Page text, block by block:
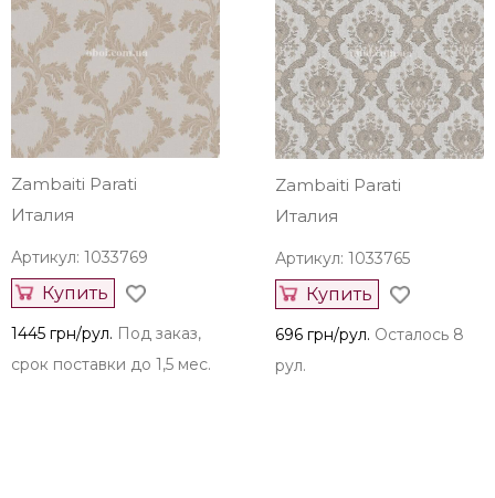
Zambaiti Parati
Италия
Артикул: 1033769
Купить
1445 грн/рул. Под заказ,
срок поставки до 1,5 мес.
Zambaiti Parati
Италия
Артикул: 1033765
Купить
696 грн/рул. Осталось 8
рул.